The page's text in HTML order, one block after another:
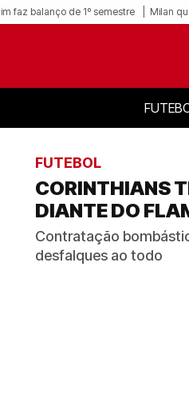
faz balanço de 1º semestre Milan
FUTEBOL
CORINTHIANS
DIANTE DO
Contratação
desfalques ao todo